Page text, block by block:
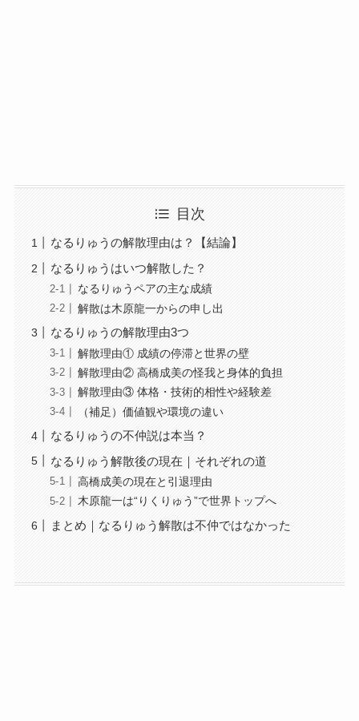
目次
なるりゅうの解散理由は？【結論】
なるりゅうはいつ解散した？
なるりゅうペアの主な成績
解散は木原龍一からの申し出
なるりゅうの解散理由3つ
解散理由① 成績の停滞と世界の壁
解散理由② 高橋成美の怪我と身体的負担
解散理由③ 体格・技術的相性や経験差
（補足）価値観や環境の違い
なるりゅうの不仲説は本当？
なるりゅう解散後の現在｜それぞれの道
高橋成美の現在と引退理由
木原龍一は“りくりゅう”で世界トップへ
まとめ｜なるりゅう解散は不仲ではなかった